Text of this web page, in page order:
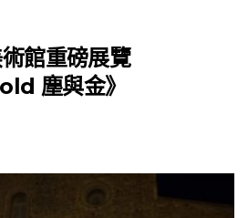
館重磅展覽
塵與金》